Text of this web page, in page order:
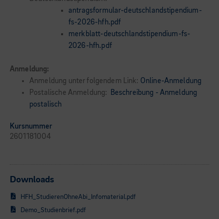
antragsformular-deutschlandstipendium-
fs-2026-hfh.pdf
merkblatt-deutschlandstipendium-fs-
2026-hfh.pdf
Anmeldung:
Anmeldung unter folgendem Link: Online-Anmeldung
Postalische Anmeldung:
Beschreibung - Anmeldung
postalisch
Kursnummer
2601181004
Downloads
HFH_StudierenOhneAbi_Infomaterial.pdf
Demo_Studienbrief.pdf